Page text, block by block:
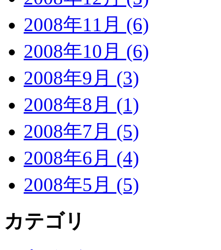
2008年11月 (6)
2008年10月 (6)
2008年9月 (3)
2008年8月 (1)
2008年7月 (5)
2008年6月 (4)
2008年5月 (5)
カテゴリ